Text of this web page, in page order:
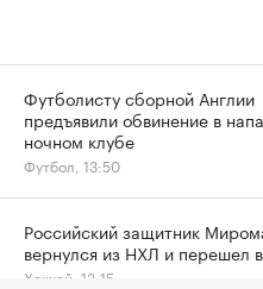
Футболисту сборной Англии
предъявили обвинение в
ночном клубе
Футбол, 13:50
Российский защитник
вернулся из НХЛ и перешел
Хоккей, 13:15